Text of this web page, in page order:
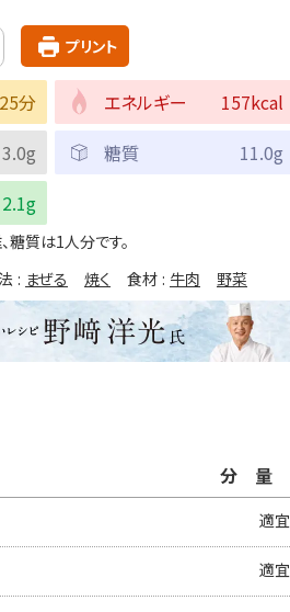
プリント
25分 エネルギー
157kcal
3.0g 糖質
11.0g
2.1g
糖質は1人分です。
まぜる 焼く 食材 牛肉 野菜
分量
適宜
適宜